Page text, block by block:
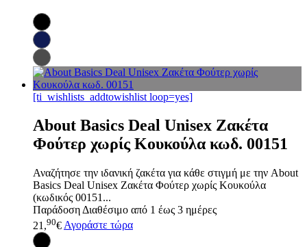
[ti_wishlists_addtowishlist loop=yes]
About Basics Deal Unisex Ζακέτα
Φούτερ χωρίς Κουκούλα κωδ. 00151
Αναζήτησε την ιδανική ζακέτα για κάθε στιγμή με την About
Basics Deal Unisex Ζακέτα Φούτερ χωρίς Κουκούλα
(κωδικός 00151...
Παράδοση Διαθέσιμο από 1 έως 3 ημέρες
21,90€Αγοράστε τώρα